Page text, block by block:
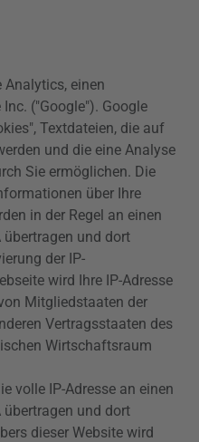
Analytics, einen
Inc. ("Google"). Google
Textdateien, die auf
und die eine Analyse
Sie ermöglichen. Die
über Ihre
in der Regel an einen
übertragen und dort
der IP-
wird Ihre IP-Adresse
Mitgliedstaaten der
Vertragsstaaten des
Wirtschaftsraum
volle IP-Adresse an einen
übertragen und dort
dieser Website wird